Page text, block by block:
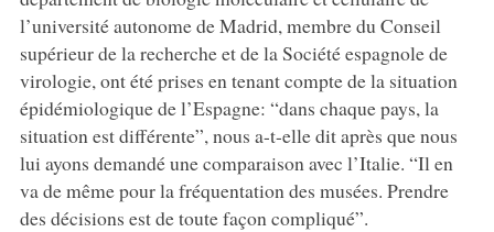
l’université autonome de Madrid, membre du Conseil
supérieur de la recherche et de la Société espagnole de
virologie, ont été prises en tenant compte de la situation
épidémiologique de l’Espagne: “dans chaque pays, la
situation est différente”, nous a-t-elle dit après que nous
lui ayons demandé une comparaison avec l’Italie. “Il en
va de même pour la fréquentation des musées. Prendre
des décisions est de toute façon compliqué”.